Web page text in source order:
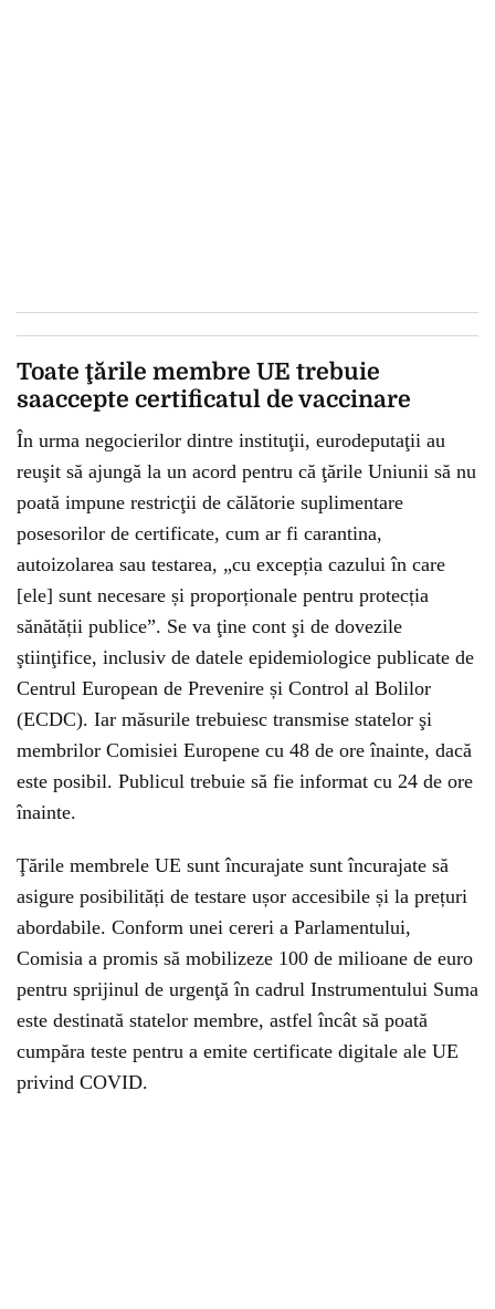
Toate ţările membre UE trebuie
saaccepte certificatul de vaccinare
În urma negocierilor dintre instituţii, eurodeputaţii au
reuşit să ajungă la un acord pentru că ţările Uniunii să nu
poată impune restricţii de călătorie suplimentare
posesorilor de certificate, cum ar fi carantina,
autoizolarea sau testarea, „cu excepția cazului în care
[ele] sunt necesare și proporționale pentru protecția
sănătății publice”. Se va ţine cont şi de dovezile
ştiinţifice, inclusiv de datele epidemiologice publicate de
Centrul European de Prevenire și Control al Bolilor
(ECDC). Iar măsurile trebuiesc transmise statelor şi
membrilor Comisiei Europene cu 48 de ore înainte, dacă
este posibil. Publicul trebuie să fie informat cu 24 de ore
înainte.
Ţările membrele UE sunt încurajate sunt încurajate să
asigure posibilități de testare ușor accesibile și la prețuri
abordabile. Conform unei cereri a Parlamentului,
Comisia a promis să mobilizeze 100 de milioane de euro
pentru sprijinul de urgenţă în cadrul Instrumentului Suma
este destinată statelor membre, astfel încât să poată
cumpăra teste pentru a emite certificate digitale ale UE
privind COVID.